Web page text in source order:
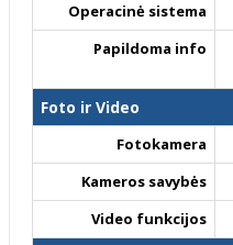
Operacinė sistema
Papildoma info
Foto ir Video
Fotokamera
Kameros savybės
Video funkcijos